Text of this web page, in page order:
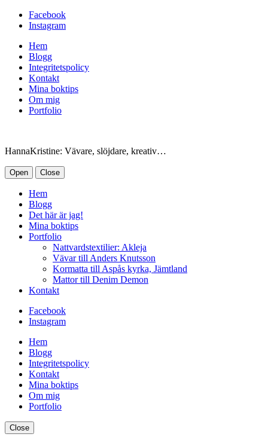
Facebook
Instagram
Hem
Blogg
Integritetspolicy
Kontakt
Mina boktips
Om mig
Portfolio
HannaKristine: Vävare, slöjdare, kreativ…
Open Close
Hem
Blogg
Det här är jag!
Mina boktips
Portfolio
Nattvardstextilier: Akleja
Vävar till Anders Knutsson
Kormatta till Aspås kyrka, Jämtland
Mattor till Denim Demon
Kontakt
Facebook
Instagram
Hem
Blogg
Integritetspolicy
Kontakt
Mina boktips
Om mig
Portfolio
Close